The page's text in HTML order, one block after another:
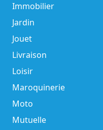
Immobilier
Jardin
Jouet
Livraison
Loisir
Maroquinerie
Moto
Mutuelle